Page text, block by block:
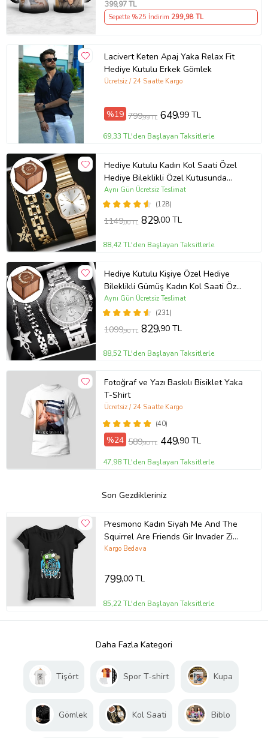
Hediyesi
399,97 TL
Sepette %25 İndirim 299,98 TL
Lacivert Keten Apaj Yaka Relax Fit
Hediye Kutulu Erkek Gömlek
Ücretsiz / 24 Saatte Kargo
%19 799,99 TL 649,99 TL
69,33 TL'den Başlayan Taksitlerle
Hediye Kutulu Kadın Kol Saati Özel
Hediye Bileklikli Özel Kutusunda
(Gold)
(128)
Aynı Gün Ücretsiz Teslimat
1149,00 TL 829,00 TL
88,42 TL'den Başlayan Taksitlerle
Hediye Kutulu Kişiye Özel Hediye
Bileklikli Gümüş Kadın Kol Saati Özel
Kutusunda (Gümüş)
(231)
Aynı Gün Ücretsiz Teslimat
1099,90 TL 829,90 TL
88,52 TL'den Başlayan Taksitlerle
Fotoğraf ve Yazı Baskılı Bisiklet Yaka
T-Shirt
(40)
Ücretsiz / 24 Saatte Kargo
%24 589,90 TL 449,90 TL
47,98 TL'den Başlayan Taksitlerle
Son Gezdikleriniz
Presmono Kadın Siyah Me And The
Squirrel Are Friends Gir Invader Zim
T-Shirt 449029tt
Kargo Bedava
799,00 TL
85,22 TL'den Başlayan Taksitlerle
Daha Fazla Kategori
Tişört Spor T-shirt Kupa
Gömlek Kol Saati Biblo